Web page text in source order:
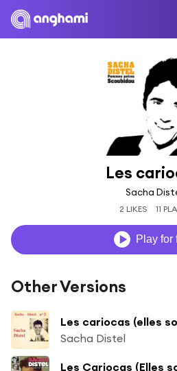
Les
Sacha
2 LIKES 11
Play for
Other Versions
Sacha Distel